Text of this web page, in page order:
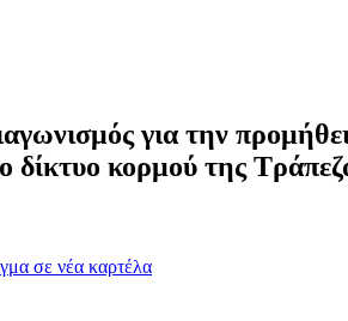
για την
δίκτυο κορμού της
σε νέα καρτέλα